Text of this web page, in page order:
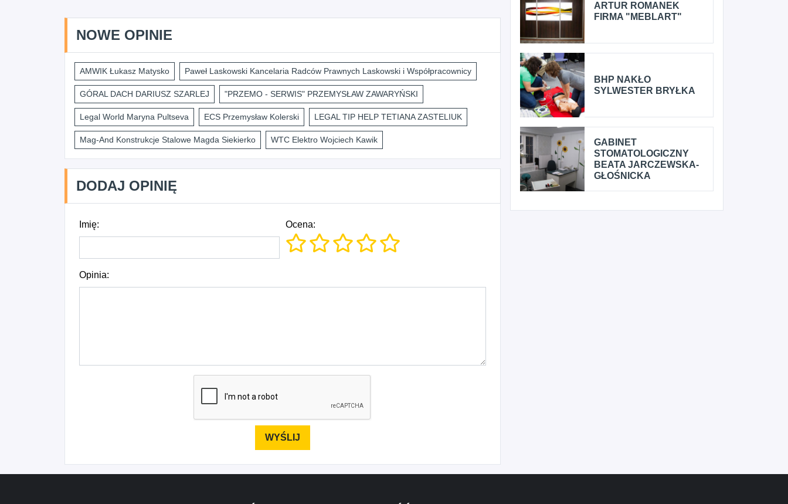
NOWE OPINIE
AMWIK Łukasz Matysko Paweł Laskowski Kancelaria Radców Prawnych Laskowski i Współpracownicy
GÓRAL DACH DARIUSZ SZARLEJ "PRZEMO - SERWIS" PRZEMYSŁAW ZAWARYŃSKI
Legal World Maryna Pultseva ECS Przemysław Kolerski LEGAL TIP HELP TETIANA ZASTELIUK
Mag-And Konstrukcje Stalowe Magda Siekierko WTC Elektro Wojciech Kawik
DODAJ OPINIĘ
Imię: Ocena:
Opinia:
ARTUR ROMANEK
FIRMA "MEBLART"
BHP NAKŁO
SYLWESTER BRYŁKA
GABINET
STOMATOLOGICZNY
BEATA JARCZEWSKA-
GŁOŚNICKA